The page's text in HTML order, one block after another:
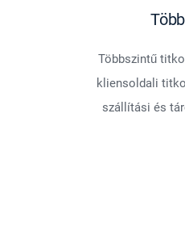
Többszintű
kliensoldali
szállítási és